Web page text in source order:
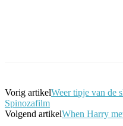
Vorig artikelWeer tipje van de
Spinozafilm
Volgend artikelWhen Harry